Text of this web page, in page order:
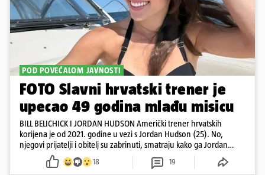
POD POVEĆALOM JAVNOSTI
FOTO Slavni hrvatski trener je
upecao 49 godina mlađu misicu
BILL BELICHICK I JORDAN HUDSON Američki trener hrvatskih
korijena je od 2021. godine u vezi s Jordan Hudson (25). No,
njegovi prijatelji i obitelj su zabrinuti, smatraju kako ga Jordan
kontrolira
18 19